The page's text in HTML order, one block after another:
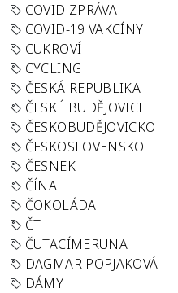
COVID ZPRÁVA
COVID-19 VAKCÍNY
CUKROVÍ
CYCLING
ČESKÁ REPUBLIKA
ČESKÉ BUDĚJOVICE
ČESKOBUDĚJOVICKO
ČESKOSLOVENSKO
ČESNEK
ČÍNA
ČOKOLÁDA
ČT
ČUTACÍMERUNA
DAGMAR POPJAKOVÁ
DÁMY